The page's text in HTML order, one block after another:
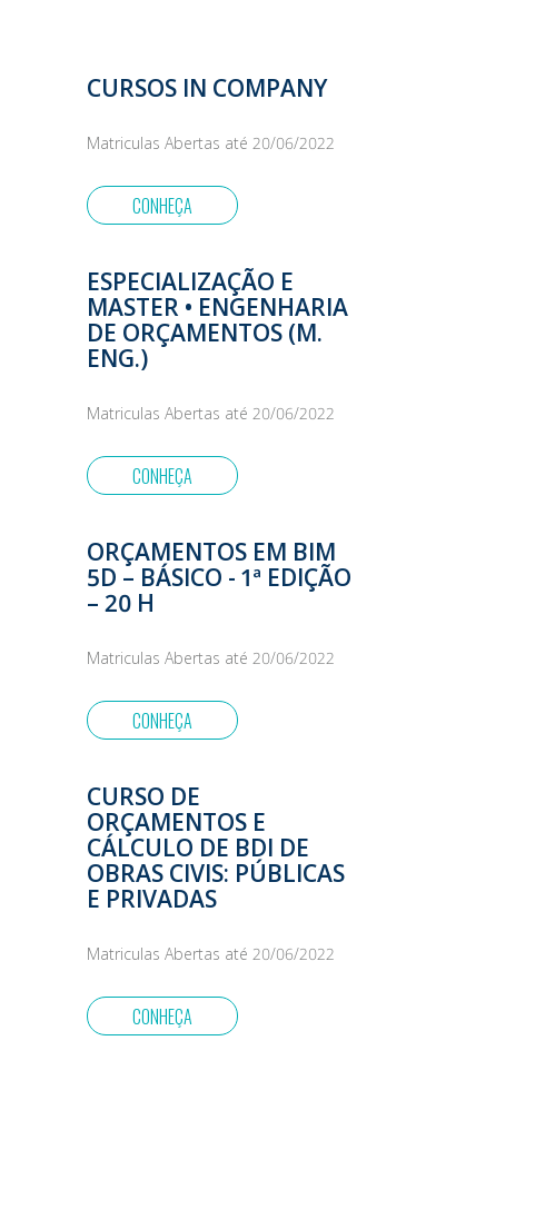
CURSOS IN COMPANY
Matriculas Abertas até 20/06/2022
CONHEÇA
ESPECIALIZAÇÃO E
MASTER • ENGENHARIA
DE ORÇAMENTOS (M.
ENG.)
Matriculas Abertas até 20/06/2022
CONHEÇA
ORÇAMENTOS EM BIM
5D – BÁSICO - 1ª EDIÇÃO
– 20 H
Matriculas Abertas até 20/06/2022
CONHEÇA
CURSO DE
ORÇAMENTOS E
CÁLCULO DE BDI DE
OBRAS CIVIS: PÚBLICAS
E PRIVADAS
Matriculas Abertas até 20/06/2022
CONHEÇA